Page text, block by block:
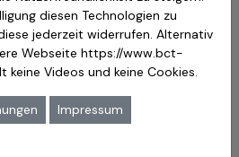
Tradition der
diesen Technologien zu
jederzeit widerrufen. Alternativ
Webseite https://www.bct-
keine Videos und keine Cookies.
Impressum